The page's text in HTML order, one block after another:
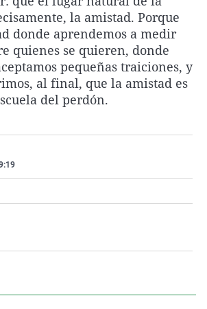
La rosa de los vientos
Gente viajera
Como el perro y el
Caso
Retornados
Equipo de
Operación Viuda
Extremadura
Galicia
La Rioja
Navarra
País Vasco
Virales
Televisión
Elecciones
la amistad. Porque
donde aprendemos a medir
quienes se quieren, donde
pequeñas traiciones, y
al final, que la amistad es
del perdón.